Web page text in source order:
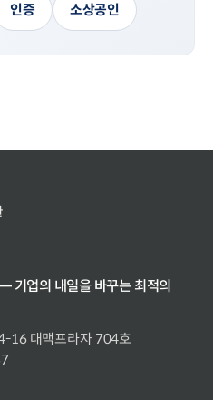
인증 소상공인
기업의 내일을 바꾸는 최적의
16 대맥프라자 704호